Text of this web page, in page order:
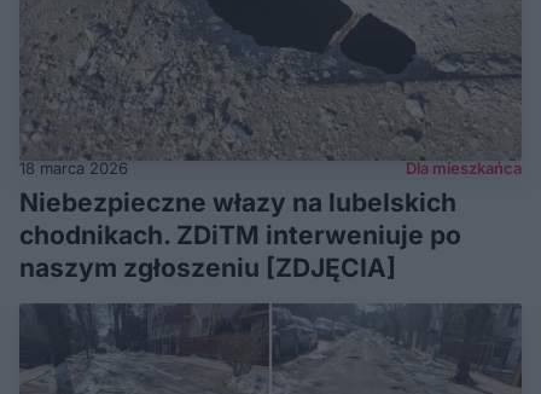
18 marca 2026 Dla mieszkańca
Niebezpieczne włazy na lubelskich
chodnikach. ZDiTM interweniuje po
naszym zgłoszeniu [ZDJĘCIA]